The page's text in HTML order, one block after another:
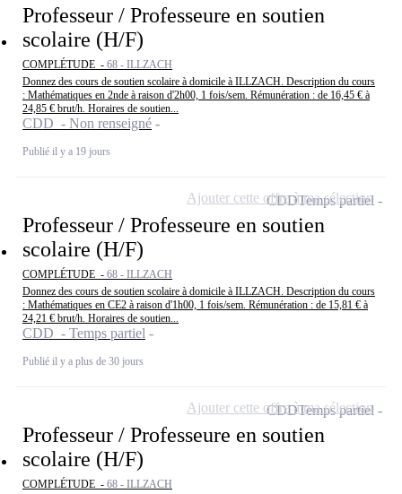
Professeur / Professeure en soutien
scolaire (H/F)
COMPLÉTUDE - 68 - ILLZACH
Donnez des cours de soutien scolaire à domicile à ILLZACH. Description du cours
: Mathématiques en 2nde à raison d'2h00, 1 fois/sem. Rémunération : de 16,45 € à
24,85 € brut/h. Horaires de soutien...
CDD - Non renseigné
Publié il y a 19 jours
Professeur / Professeure en soutien
scolaire (H/F)
COMPLÉTUDE - 68 - ILLZACH
Donnez des cours de soutien scolaire à domicile à ILLZACH. Description du cours
: Mathématiques en CE2 à raison d'1h00, 1 fois/sem. Rémunération : de 15,81 € à
24,21 € brut/h. Horaires de soutien...
CDD - Temps partiel
Publié il y a plus de 30 jours
CDDTemps partiel
Ajouter cette offre à ma sélection
Professeur / Professeure en soutien
scolaire (H/F)
COMPLÉTUDE - 68 - ILLZACH
CDDTemps partiel
Ajouter cette offre à ma sélection